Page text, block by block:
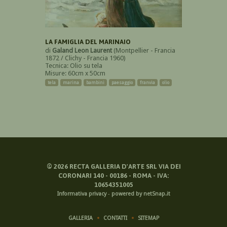
LA FAMIGLIA DEL MARINAIO
di Galand Leon Laurent (Montpellier - Francia
1872 / Clichy - Francia 1960)
Tecnica: Olio su tela
Misure: 60cm x 50cm
tela marina bambini paesaggio franvia olio
© 2026RECTA GALLERIA D'ARTE SRL VIA DEI
CORONARI 140 - 00186 - ROMA - IVA:
10654351005
Informativa privacy- powered by netSnap.it
GALLERIA CONTATTI SITEMAP